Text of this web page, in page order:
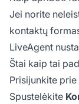
Jei norite
kontaktų
LiveAgent
Štai kaip tai
Prisijunkite prie
Spustelėkite